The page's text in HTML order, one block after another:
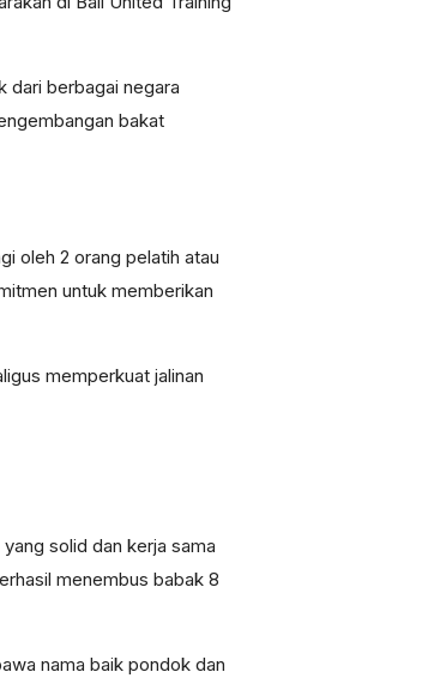
dari berbagai negara
bakat
oleh 2 orang pelatih atau
untuk memberikan
memperkuat jalinan
solid dan kerja sama
menembus babak 8
nama baik pondok dan